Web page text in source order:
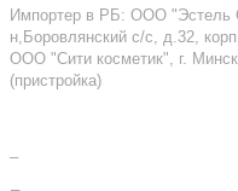
Импортер в РБ: ООО "Эстель
н,Боровлянский с/с, д.32,
ООО "Сити косметик", г.
(пристройка)
–